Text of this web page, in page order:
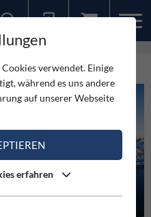
SENF (8)
verwendet. Einige
während es uns andere
auf unserer Webseite
erfahren